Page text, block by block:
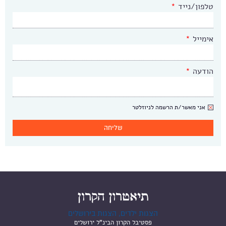
טלפון/נייד *
אימייל *
הודעה *
ניוזלטר
אני מאשר/ת הרשמה לניוזלטר
הצגות ילדים, הצגות בירושלים
פסטיבל הקרון הבינ"ל ירושלים